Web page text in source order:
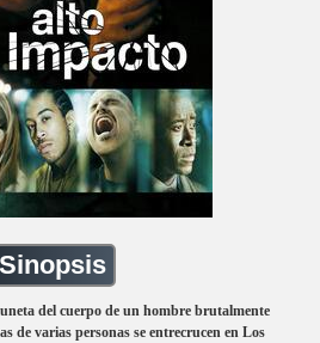
Sinopsis
del cuerpo de un hombre brutalmente
de varias personas se entrecrucen en Los